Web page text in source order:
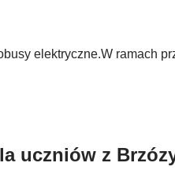
elektryczne.W ramach
uczniów z